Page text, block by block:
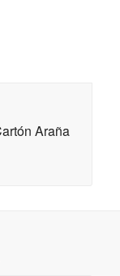
Araña